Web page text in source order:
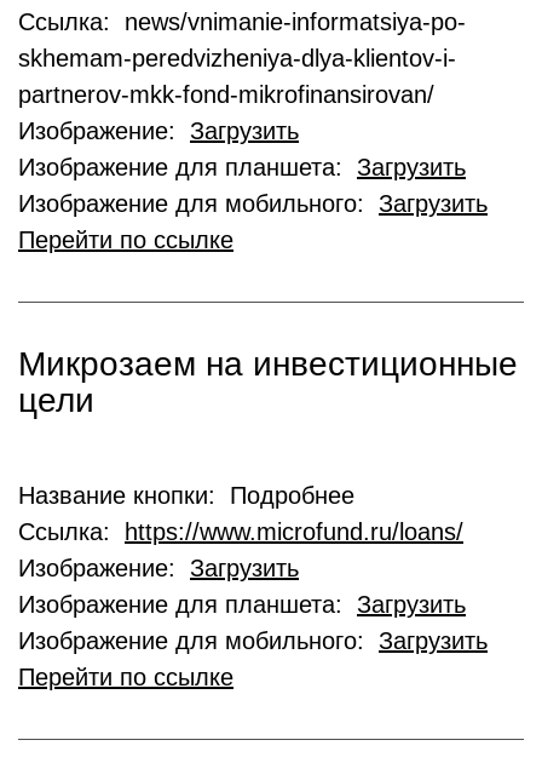
Ссылка: news/vnimanie-informatsiya-po-
skhemam-peredvizheniya-dlya-klientov-i-
partnerov-mkk-fond-mikrofinansirovan/
Изображение: Загрузить
Изображение для планшета: Загрузить
Изображение для мобильного: Загрузить
Перейти по ссылке
Микрозаем на инвестиционные
цели
Название кнопки: Подробнее
Ссылка:
https://www.microfund.ru/loans/
Изображение: Загрузить
Изображение для планшета: Загрузить
Изображение для мобильного: Загрузить
Перейти по ссылке